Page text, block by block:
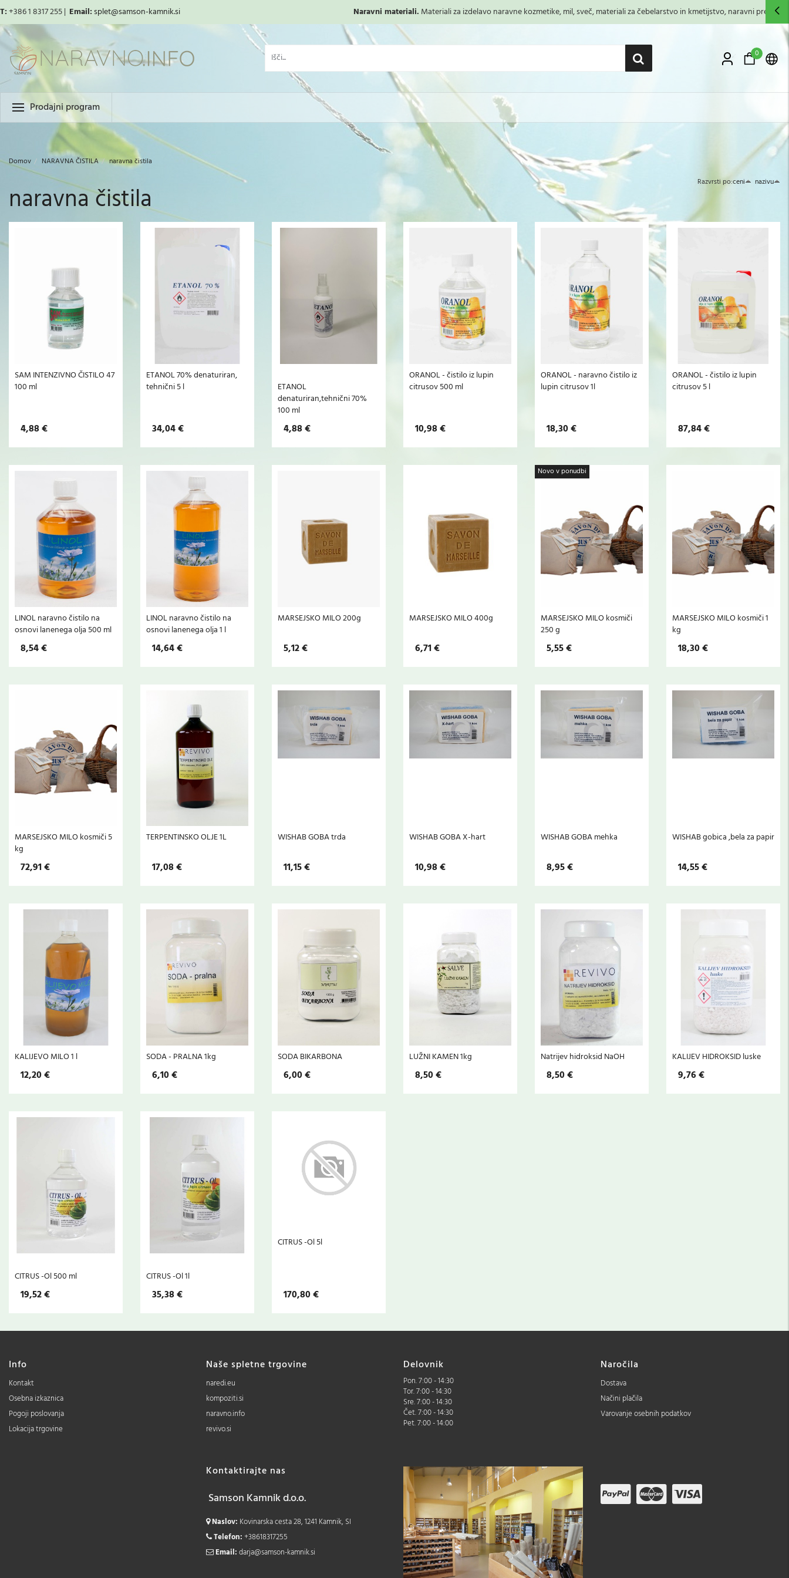
T:+386 1 8317 255 | Email:splet@samson-kamnik.si Naravni materiali. Materiali za izdelavo naravne kozmetike, mil, sveč, materiali za čebelarstvo in kmetijstvo, naravni premazi,...
0
Prodajni program
Domov NARAVNA ČISTILA
naravna čistila
Razvrsti po:ceni nazivu
naravna čistila
SAM INTENZIVNO ČISTILO 47
100 ml
4,88 €
ETANOL 70% denaturiran,
tehnični 5 l
34,04 €
ETANOL
denaturiran,tehnični 70%
100 ml
4,88 €
ORANOL - čistilo iz lupin
citrusov 500 ml
10,98 €
ORANOL - naravno čistilo iz
lupin citrusov 1l
18,30 €
ORANOL - čistilo iz lupin
citrusov 5 l
87,84 €
LINOL naravno čistilo na
osnovi lanenega olja 500 ml
8,54 €
LINOL naravno čistilo na
osnovi lanenega olja 1 l
14,64 €
MARSEJSKO MILO 200g
5,12 €
MARSEJSKO MILO 400g
6,71 €
Novo v ponudbi
MARSEJSKO MILO kosmiči
250 g
5,55 €
MARSEJSKO MILO kosmiči 1
kg
18,30 €
MARSEJSKO MILO kosmiči 5
kg
72,91 €
TERPENTINSKO OLJE 1L
17,08 €
WISHAB GOBA trda
11,15 €
WISHAB GOBA X-hart
10,98 €
WISHAB GOBA mehka
8,95 €
WISHAB gobica ,bela za papir
14,55 €
KALIJEVO MILO 1 l
12,20 €
SODA - PRALNA 1kg
6,10 €
SODA BIKARBONA
6,00 €
LUŽNI KAMEN 1kg
8,50 €
Natrijev hidroksid NaOH
8,50 €
KALIJEV HIDROKSID luske
9,76 €
CITRUS -Ol 500 ml
19,52 €
CITRUS -Ol 1l
35,38 €
CITRUS -Ol 5l
170,80 €
Info
Kontakt
Osebna izkaznica
Pogoji poslovanja
Lokacija trgovine
Naše spletne trgovine
naredi.eu
kompoziti.si
naravno.info
revivo.si
Delovnik
Pon. 7:00 - 14:30
Tor. 7:00 - 14:30
Sre. 7:00 - 14:30
Čet. 7:00 - 14:30
Pet. 7:00 - 14:00
Naročila
Dostava
Načini plačila
Varovanje osebnih podatkov
Kontaktirajte nas
Samson Kamnik d.o.o.
Naslov: Kovinarska cesta 28, 1241 Kamnik, SI
Telefon:+38618317255
Email:darja@samson-kamnik.si